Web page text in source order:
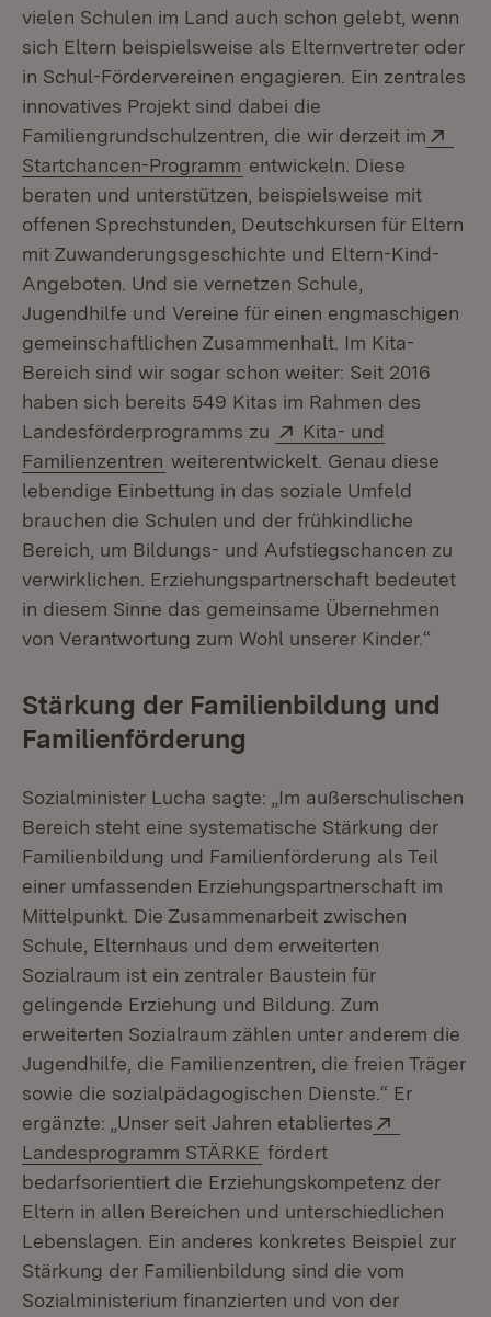
vielen Schulen im Land auch schon gelebt, wenn
sich Eltern beispielsweise als Elternvertreter oder
in Schul-Fördervereinen engagieren. Ein zentrales
innovatives Projekt sind dabei die
Familiengrundschulzentren, die wir derzeit im
Startchancen-Programm (Öffnet in neuem Fenster)
entwickeln. Diese
beraten und unterstützen, beispielsweise mit
offenen Sprechstunden, Deutschkursen für Eltern
mit Zuwanderungsgeschichte und Eltern-Kind-
Angeboten. Und sie vernetzen Schule,
Jugendhilfe und Vereine für einen engmaschigen
gemeinschaftlichen Zusammenhalt. Im Kita-
Bereich sind wir sogar schon weiter: Seit 2016
haben sich bereits 549 Kitas im Rahmen des
Landesförderprogramms zu
Extern:
Kita- und
Familienzentren (Öffnet in neuem Fenster)
weiterentwickelt. Genau diese
lebendige Einbettung in das soziale Umfeld
brauchen die Schulen und der frühkindliche
Bereich, um Bildungs- und Aufstiegschancen zu
verwirklichen. Erziehungspartnerschaft bedeutet
in diesem Sinne das gemeinsame Übernehmen
von Verantwortung zum Wohl unserer Kinder.“
Stärkung der Familienbildung und
Familienförderung
Sozialminister Lucha sagte: „Im außerschulischen
Bereich steht eine systematische Stärkung der
Familienbildung und Familienförderung als Teil
einer umfassenden Erziehungspartnerschaft im
Mittelpunkt. Die Zusammenarbeit zwischen
Schule, Elternhaus und dem erweiterten
Sozialraum ist ein zentraler Baustein für
gelingende Erziehung und Bildung. Zum
erweiterten Sozialraum zählen unter anderem die
Jugendhilfe, die Familienzentren, die freien Träger
sowie die sozialpädagogischen Dienste.“ Er
ergänzte: „Unser seit Jahren etabliertes
Landesprogramm STÄRKE (Öffnet in neuem Fenster)
fördert
bedarfsorientiert die Erziehungskompetenz der
Eltern in allen Bereichen und unterschiedlichen
Lebenslagen. Ein anderes konkretes Beispiel zur
Stärkung der Familienbildung sind die vom
Sozialministerium finanzierten und von der